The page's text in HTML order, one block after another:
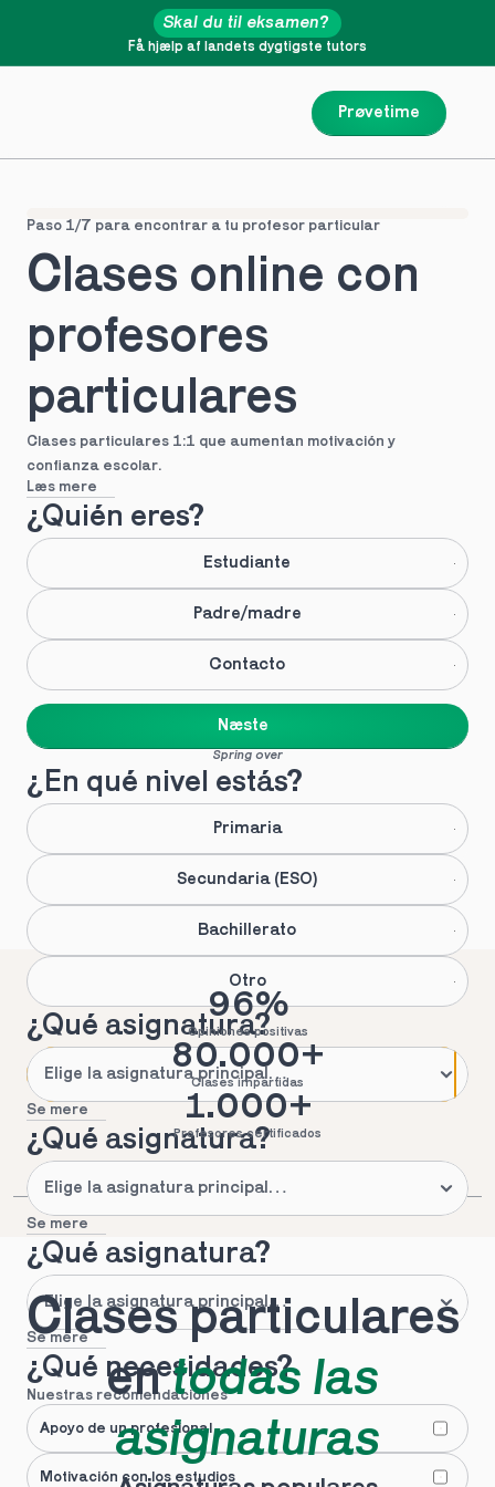
Prøvetime
Få hjælp af landets dygtigste tutors
Skal du til eksamen?
Paso 1/7 para encontrar a tu profesor particular
Clases online con
profesores
particulares
Clases particulares 1:1 que aumentan motivación y
confianza escolar.
Læs mere
¿Quién eres?
Estudiante
Padre/madre
Contacto
Næste
Spring over
¿En qué nivel estás?
Primaria
Secundaria (ESO)
Bachillerato
Otro
¿Qué asignatura?
Se mere
¿Qué asignatura?
Se mere
¿Qué asignatura?
Se mere
¿Qué necesidades?
Nuestras recomendaciones
Apoyo de un profesional
Motivación con los estudios
96%
Opiniones positivas
80.000+
Clases impartidas
1.000+
Profesores certificados
Clases particulares
en todas las
asignaturas